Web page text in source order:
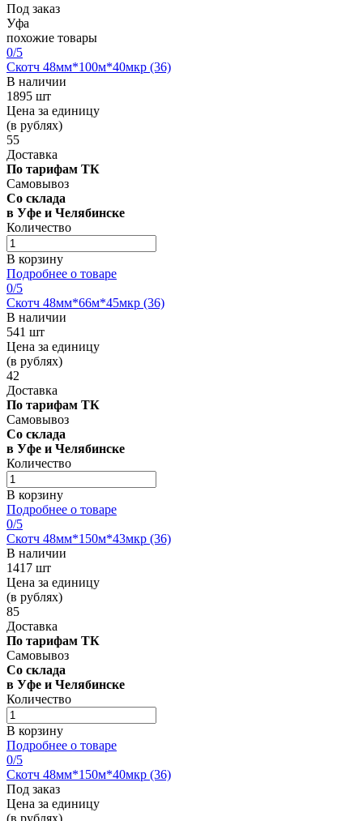
Под заказ
Уфа
похожие товары
0/5
Скотч 48мм*100м*40мкр (36)
В наличии
1895 шт
Цена за единицу
(в рублях)
55
Доставка
По тарифам ТК
Самовывоз
Со склада
в Уфе и Челябинске
Количество
В корзину
Подробнее о товаре
0/5
Скотч 48мм*66м*45мкр (36)
В наличии
541 шт
Цена за единицу
(в рублях)
42
Доставка
По тарифам ТК
Самовывоз
Со склада
в Уфе и Челябинске
Количество
В корзину
Подробнее о товаре
0/5
Скотч 48мм*150м*43мкр (36)
В наличии
1417 шт
Цена за единицу
(в рублях)
85
Доставка
По тарифам ТК
Самовывоз
Со склада
в Уфе и Челябинске
Количество
В корзину
Подробнее о товаре
0/5
Скотч 48мм*150м*40мкр (36)
Под заказ
Цена за единицу
(в рублях)